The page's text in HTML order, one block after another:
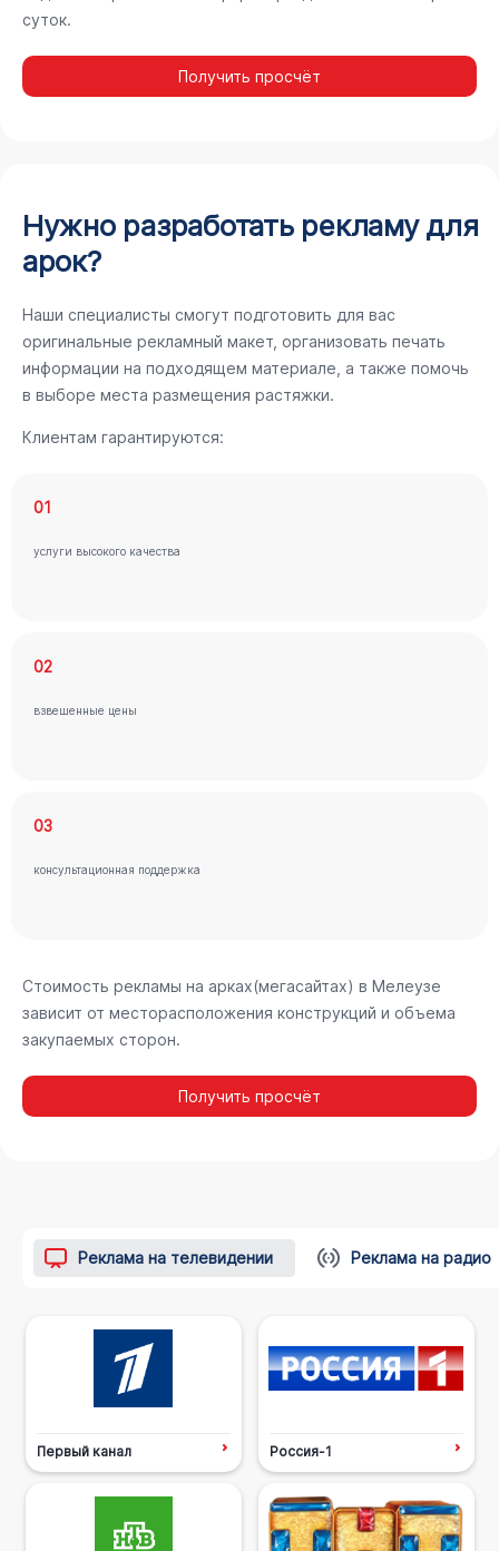
суток.
Получить просчёт
Нужно разработать рекламу для
арок?
Наши специалисты смогут подготовить для вас
оригинальные рекламный макет, организовать печать
информации на подходящем материале, а также помочь
в выборе места размещения растяжки.
Клиентам гарантируются:
01
услуги высокого качества
02
взвешенные цены
03
консультационная поддержка
Стоимость рекламы на арках(мегасайтах) в Мелеузе
зависит от месторасположения конструкций и объема
закупаемых сторон.
Получить просчёт
Реклама на телевидении Реклама на радио
Первый канал Россия-1